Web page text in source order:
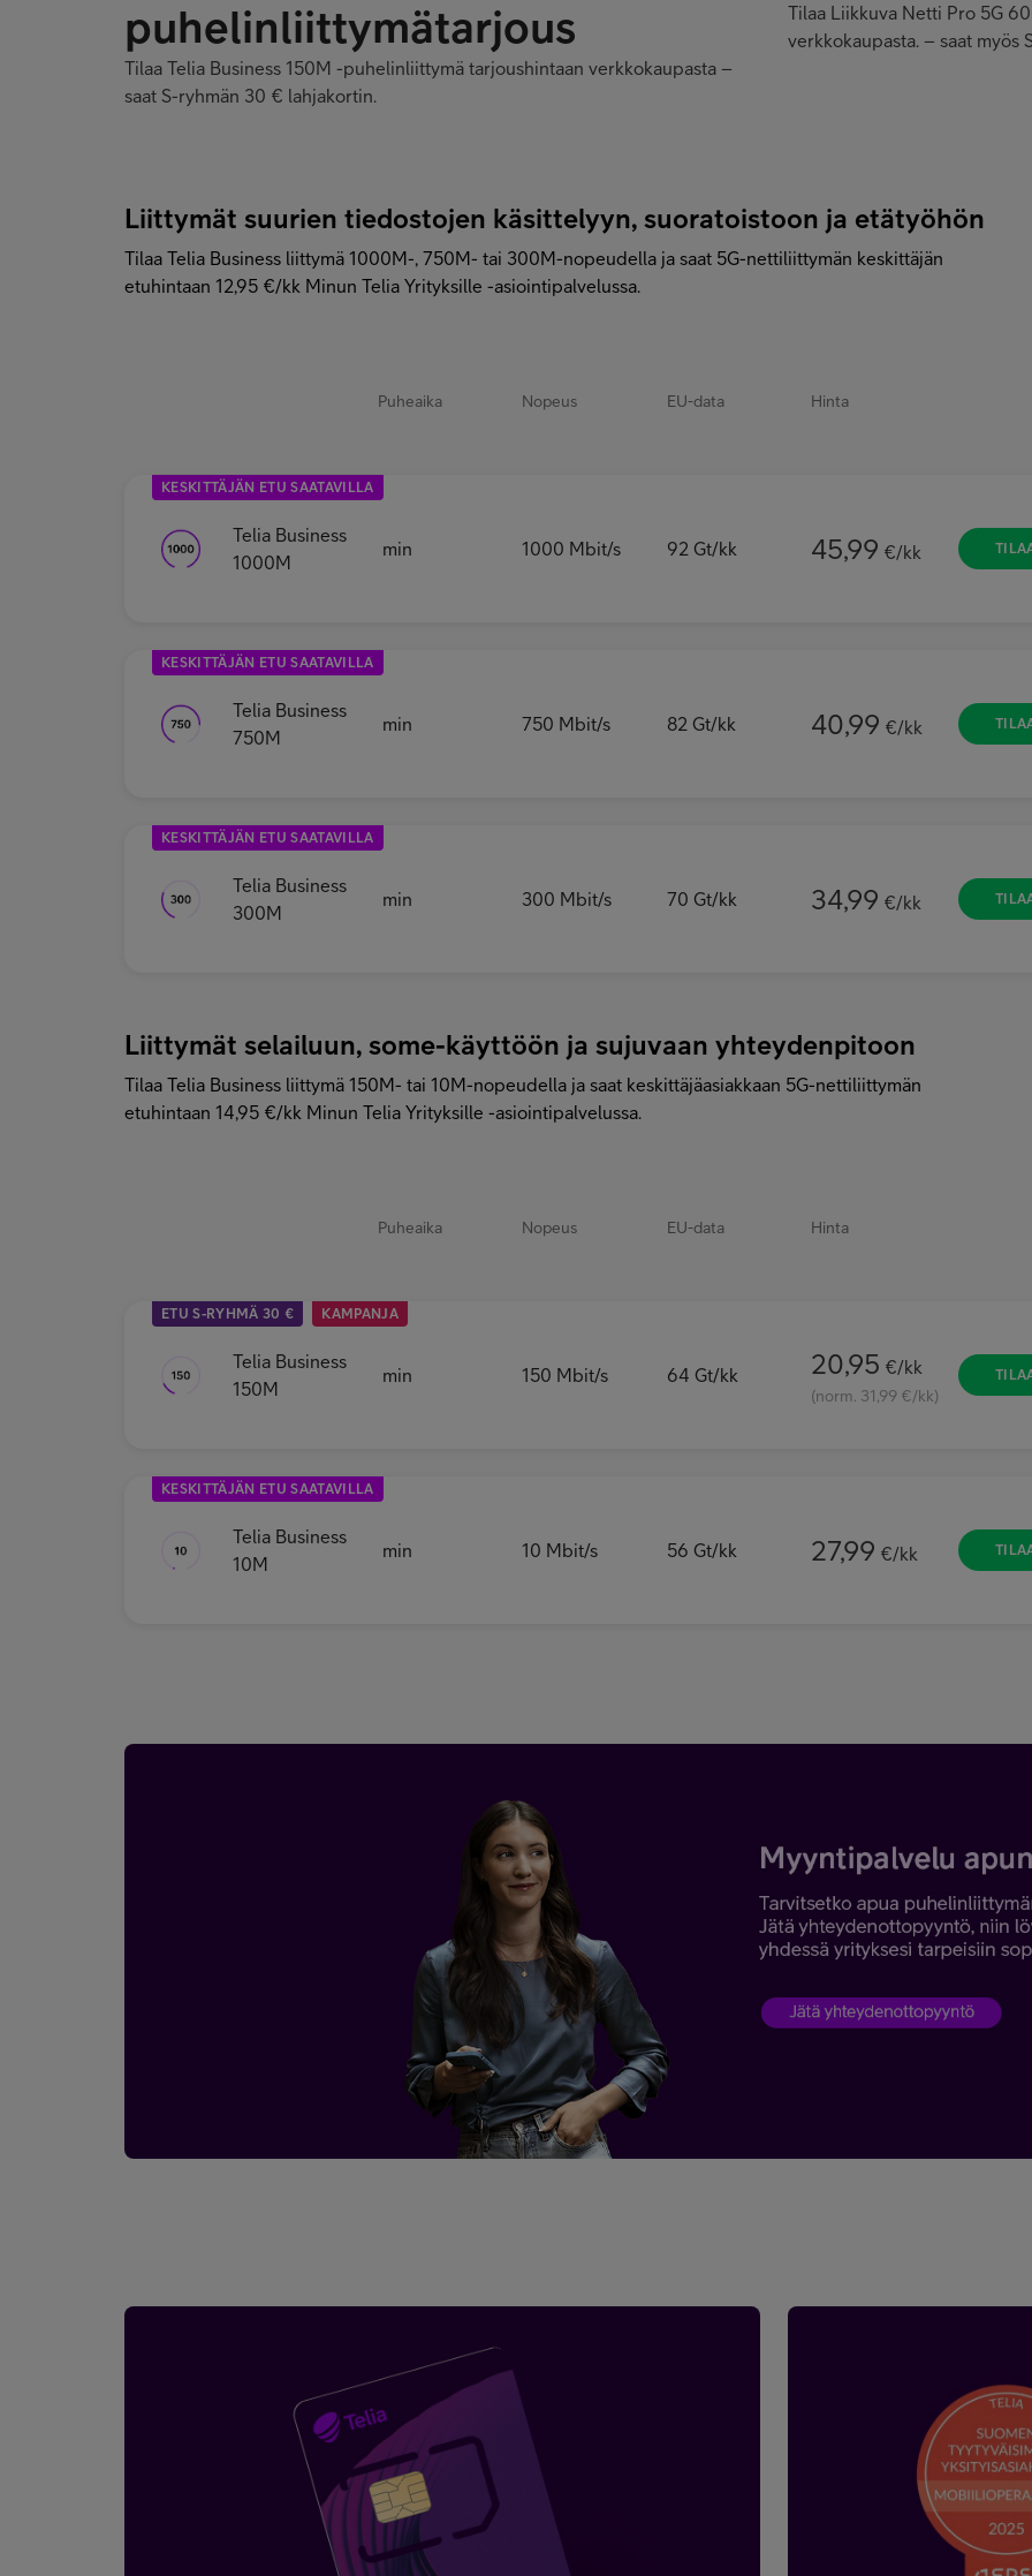
Tilaa Telia Business 150M -puhelinliittymä tarjoushintaan verkkokaupasta –
saat S-ryhmän 30 € lahjakortin.
Tilaa Liikkuva Netti Pro 5G
verkkokaupasta. – saat myös
Liittymät suurien tiedostojen käsittelyyn, suoratoistoon ja etätyöhön
Tilaa Telia Business liittymä 1000M-, 750M- tai 300M-nopeudella ja saat 5G-nettiliittymän keskittäjän
etuhintaan 12,95 €/kk Minun Telia Yrityksille -asiointipalvelussa.
Puheaika Nopeus EU-data Hinta
KESKITTÄJÄN ETU SAATAVILLA
Telia Business
1000M
min 1000 Mbit/s 92 Gt/kk 45,99 €/kk
KESKITTÄJÄN ETU SAATAVILLA
Telia Business
750M
min 750 Mbit/s 82 Gt/kk 40,99 €/kk
KESKITTÄJÄN ETU SAATAVILLA
Telia Business
300M
min 300 Mbit/s 70 Gt/kk 34,99 €/kk
Liittymät selailuun, some-käyttöön ja sujuvaan yhteydenpitoon
Tilaa Telia Business liittymä 150M- tai 10M-nopeudella ja saat keskittäjäasiakkaan 5G-nettiliittymän
etuhintaan 14,95 €/kk Minun Telia Yrityksille -asiointipalvelussa.
Puheaika Nopeus EU-data Hinta
ETU S-RYHMÄ 30 € KAMPANJA
Telia Business
150M
min 150 Mbit/s 64 Gt/kk 20,95 €/kk
(norm. 31,99 €/kk)
KESKITTÄJÄN ETU SAATAVILLA
Telia Business
10M
min 10 Mbit/s 56 Gt/kk 27,99 €/kk